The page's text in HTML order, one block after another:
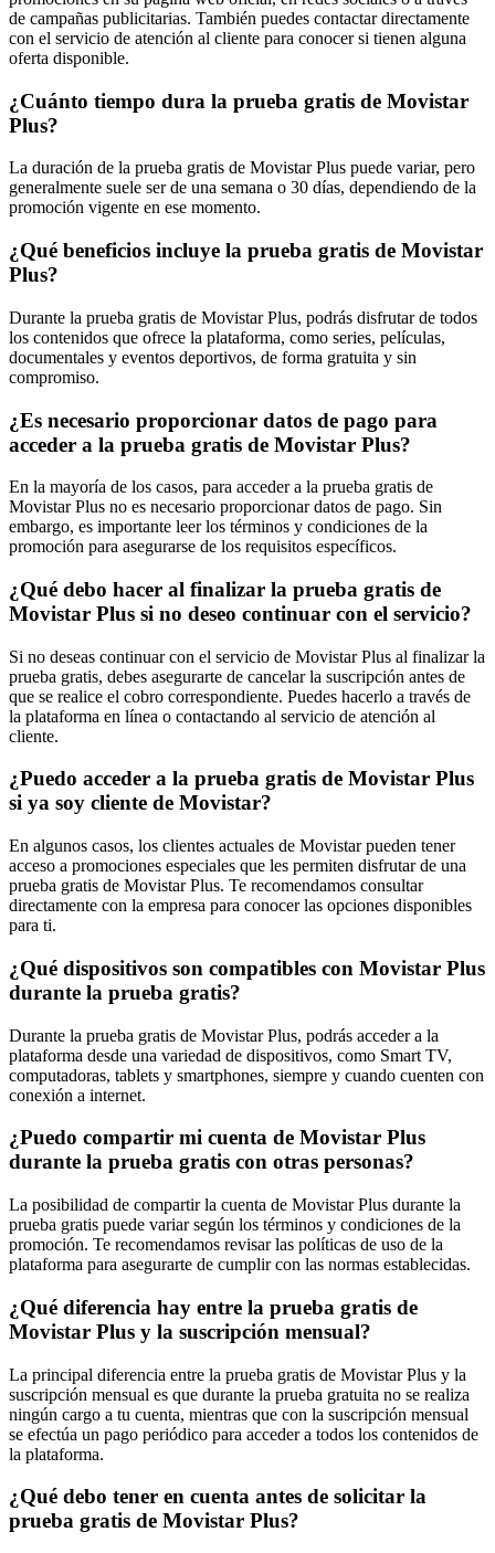
de campañas publicitarias. También puedes contactar directamente
con el servicio de atención al cliente para conocer si tienen alguna
oferta disponible.
¿Cuánto tiempo dura la prueba gratis de Movistar
Plus?
La duración de la prueba gratis de Movistar Plus puede variar, pero
generalmente suele ser de una semana o 30 días, dependiendo de la
promoción vigente en ese momento.
¿Qué beneficios incluye la prueba gratis de Movistar
Plus?
Durante la prueba gratis de Movistar Plus, podrás disfrutar de todos
los contenidos que ofrece la plataforma, como series, películas,
documentales y eventos deportivos, de forma gratuita y sin
compromiso.
¿Es necesario proporcionar datos de pago para
acceder a la prueba gratis de Movistar Plus?
En la mayoría de los casos, para acceder a la prueba gratis de
Movistar Plus no es necesario proporcionar datos de pago. Sin
embargo, es importante leer los términos y condiciones de la
promoción para asegurarse de los requisitos específicos.
¿Qué debo hacer al finalizar la prueba gratis de
Movistar Plus si no deseo continuar con el servicio?
Si no deseas continuar con el servicio de Movistar Plus al finalizar la
prueba gratis, debes asegurarte de cancelar la suscripción antes de
que se realice el cobro correspondiente. Puedes hacerlo a través de
la plataforma en línea o contactando al servicio de atención al
cliente.
¿Puedo acceder a la prueba gratis de Movistar Plus
si ya soy cliente de Movistar?
En algunos casos, los clientes actuales de Movistar pueden tener
acceso a promociones especiales que les permiten disfrutar de una
prueba gratis de Movistar Plus. Te recomendamos consultar
directamente con la empresa para conocer las opciones disponibles
para ti.
¿Qué dispositivos son compatibles con Movistar Plus
durante la prueba gratis?
Durante la prueba gratis de Movistar Plus, podrás acceder a la
plataforma desde una variedad de dispositivos, como Smart TV,
computadoras, tablets y smartphones, siempre y cuando cuenten con
conexión a internet.
¿Puedo compartir mi cuenta de Movistar Plus
durante la prueba gratis con otras personas?
La posibilidad de compartir la cuenta de Movistar Plus durante la
prueba gratis puede variar según los términos y condiciones de la
promoción. Te recomendamos revisar las políticas de uso de la
plataforma para asegurarte de cumplir con las normas establecidas.
¿Qué diferencia hay entre la prueba gratis de
Movistar Plus y la suscripción mensual?
La principal diferencia entre la prueba gratis de Movistar Plus y la
suscripción mensual es que durante la prueba gratuita no se realiza
ningún cargo a tu cuenta, mientras que con la suscripción mensual
se efectúa un pago periódico para acceder a todos los contenidos de
la plataforma.
¿Qué debo tener en cuenta antes de solicitar la
prueba gratis de Movistar Plus?